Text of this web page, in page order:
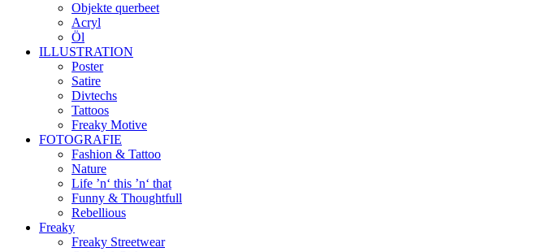
Objekte querbeet
Acryl
Öl
ILLUSTRATION
Poster
Satire
Divtechs
Tattoos
Freaky Motive
FOTOGRAFIE
Fashion & Tattoo
Nature
Life ’n‘ this ’n‘ that
Funny & Thoughtfull
Rebellious
Freaky
Freaky Streetwear